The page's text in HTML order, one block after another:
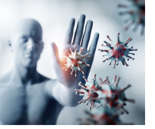
Przepisy
Finanse
Stosuję